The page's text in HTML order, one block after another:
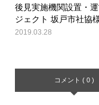
後見実施機関設置・
ジェクト 坂戸市社協
2019.03.28
コメント ( 0 )